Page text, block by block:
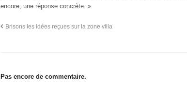
encore, une réponse concrète. »
Brisons les idées reçues sur la zone villa
Pas encore de commentaire.